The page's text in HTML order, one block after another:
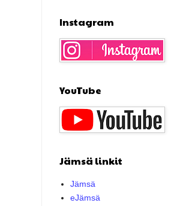
Instagram
YouTube
Jämsä linkit
Jämsä
eJämsä